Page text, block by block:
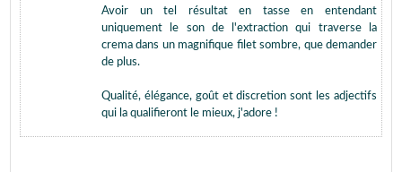
Avoir un tel résultat en tasse en entendant
uniquement le son de l'extraction qui traverse la
crema dans un magnifique filet sombre, que demander
de plus.
Qualité, élégance, goût et discretion sont les adjectifs
qui la qualifieront le mieux, j'adore !